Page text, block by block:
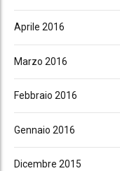
Aprile 2016
Marzo 2016
Febbraio 2016
Gennaio 2016
Dicembre 2015